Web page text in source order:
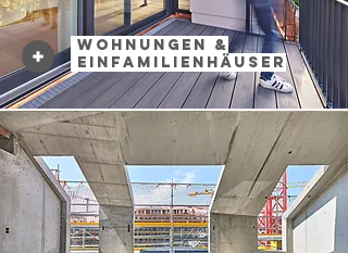
Wohnungen &
Einfamilienhäuser